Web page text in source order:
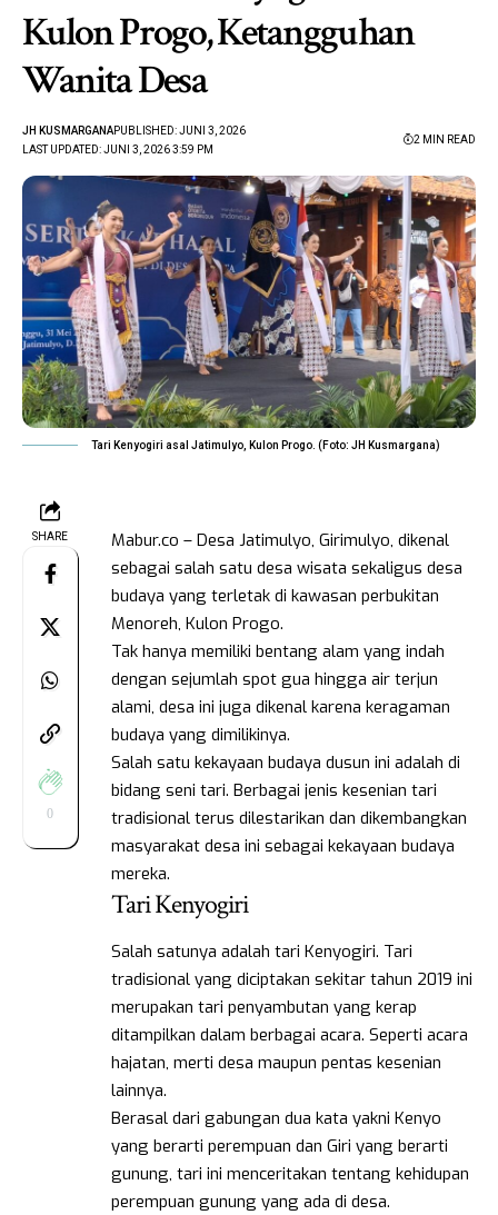
Kulon Progo, Ketangguhan
Wanita Desa
LAST UPDATED: JUNI 3, 2026 3:59 PM
JH KUSMARGANAPUBLISHED: JUNI 3, 2026
2 MIN READ
Tari Kenyogiri asal Jatimulyo, Kulon Progo. (Foto: JH Kusmargana)
SHARE
0
Mabur.co – Desa Jatimulyo, Girimulyo, dikenal
sebagai salah satu desa wisata sekaligus desa
budaya yang terletak di kawasan perbukitan
Menoreh, Kulon Progo.
Tak hanya memiliki bentang alam yang indah
dengan sejumlah spot gua hingga air terjun
alami, desa ini juga dikenal karena keragaman
budaya yang dimilikinya.
Salah satu kekayaan budaya dusun ini adalah di
bidang seni tari. Berbagai jenis kesenian tari
tradisional terus dilestarikan dan dikembangkan
masyarakat desa ini sebagai kekayaan budaya
mereka.
Tari Kenyogiri
Salah satunya adalah tari Kenyogiri. Tari
tradisional yang diciptakan sekitar tahun 2019 ini
merupakan tari penyambutan yang kerap
ditampilkan dalam berbagai acara. Seperti acara
hajatan, merti desa maupun pentas kesenian
lainnya.
Berasal dari gabungan dua kata yakni Kenyo
yang berarti perempuan dan Giri yang berarti
gunung, tari ini menceritakan tentang kehidupan
perempuan gunung yang ada di desa.